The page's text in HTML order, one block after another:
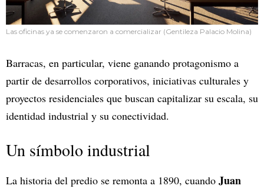
Las oficinas ya se comenzaron a comercializar (Gentileza Palacio Molina)
Barracas, en particular, viene ganando protagonismo a
partir de desarrollos corporativos, iniciativas culturales y
proyectos residenciales que buscan capitalizar su escala, su
identidad industrial y su conectividad.
Un símbolo industrial
La historia del predio se remonta a 1890, cuando Juan